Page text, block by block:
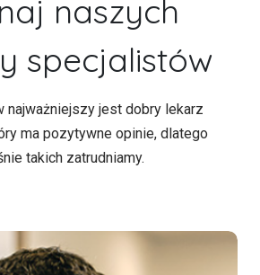
naszych
specjalistów
najważniejszy jest dobry lekarz
ma pozytywne opinie, dlatego
takich zatrudniamy.